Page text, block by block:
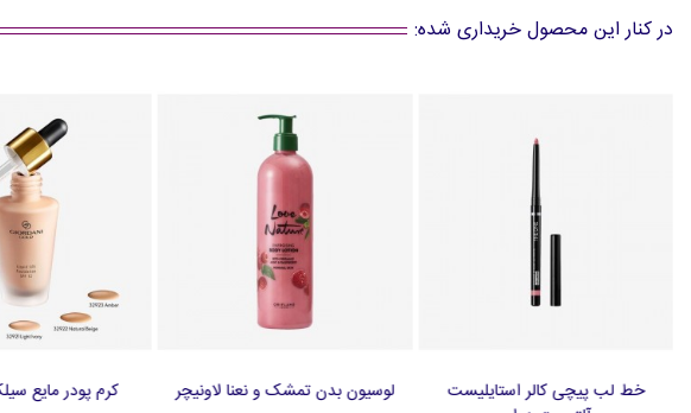
در کنار این محصول خریداری شده:
افزودن به سبد خرید
خط لب پیچی کالر استایلیست
افزودن به سبد خرید
لوسیون بدن تمشک و نعنا لاونیچر افزودن به سبد
کرم پودر مایع